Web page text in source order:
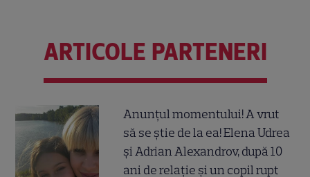
ARTICOLE PARTENERI
Anunțul momentului! A vrut
să se știe de la ea! Elena Udrea
și Adrian Alexandrov, după 10
ani de relație și un copil rupt